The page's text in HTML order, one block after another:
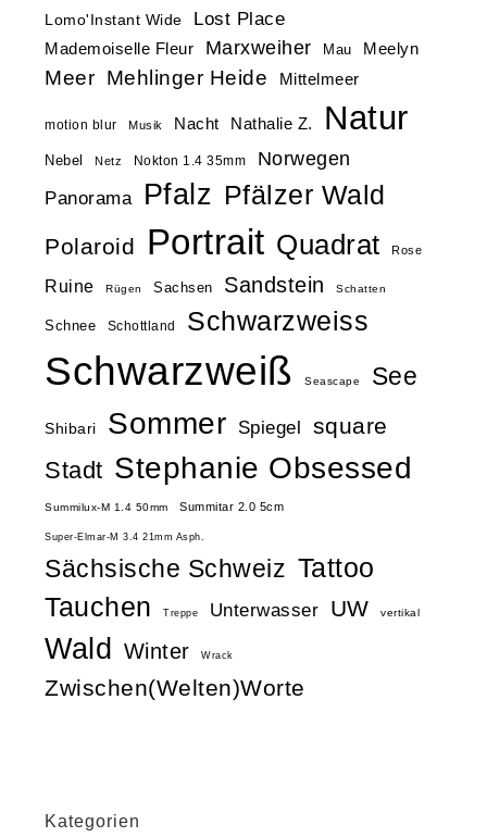
Lomo'Instant Wide Lost Place
Mademoiselle Fleur Marxweiher Mau Meelyn
Meer Mehlinger Heide Mittelmeer
motion blur Musik Nacht Nathalie Z. Natur
Nebel Netz Nokton 1.4 35mm Norwegen
Panorama Pfalz Pfälzer Wald
Polaroid Portrait Quadrat Rose
Ruine Rügen Sachsen Sandstein Schatten
Schnee Schottland Schwarzweiss
Schwarzweiß Seascape See
Shibari Sommer Spiegel square
Stadt Stephanie Obsessed
Summilux-M 1.4 50mm Summitar 2.0 5cm
Super-Elmar-M 3.4 21mm Asph.
Sächsische Schweiz Tattoo
Tauchen
Treppe Unterwasser UW vertikal
Wald Winter Wrack
Zwischen(Welten)Worte
Kategorien